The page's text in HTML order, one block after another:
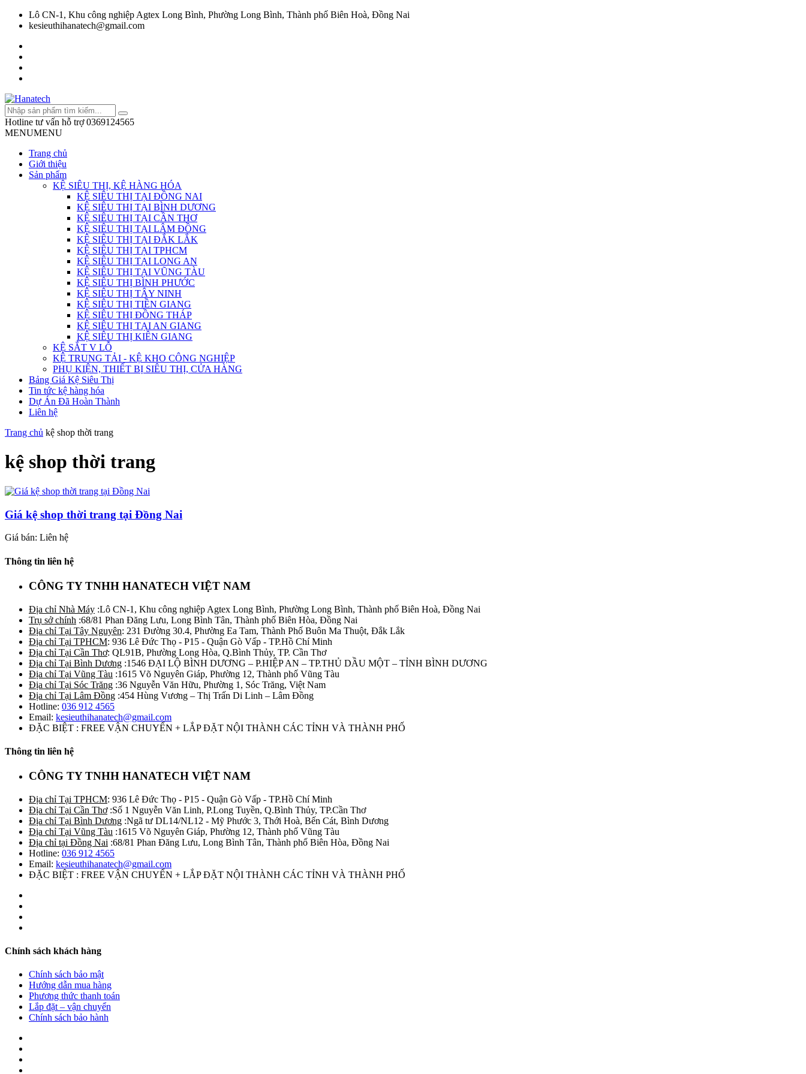
Lô CN-1, Khu công nghiệp Agtex Long Bình, Phường Long Bình, Thành phố Biên Hoà, Đồng Nai
kesieuthihanatech@gmail.com
Hotline tư vấn hỗ trợ 0369124565
MENUMENU
Trang chủ
Giới thiệu
Sản phẩm
KỆ SIÊU THỊ, KỆ HÀNG HÓA
KỆ SIÊU THỊ TẠI ĐỒNG NAI
KỆ SIÊU THỊ TẠI BÌNH DƯƠNG
KỆ SIÊU THỊ TẠI CẦN THƠ
KỆ SIÊU THỊ TẠI LÂM ĐỒNG
KỆ SIÊU THỊ TẠI ĐẮK LẮK
KỆ SIÊU THỊ TẠI TPHCM
KỆ SIÊU THỊ TẠI LONG AN
KỆ SIÊU THỊ TẠI VŨNG TÀU
KỆ SIÊU THỊ BÌNH PHƯỚC
KỆ SIÊU THỊ TÂY NINH
KỆ SIÊU THỊ TIỀN GIANG
KỆ SIÊU THỊ ĐỒNG THÁP
KỆ SIÊU THỊ TẠI AN GIANG
KỆ SIÊU THỊ KIÊN GIANG
KỆ SẮT V LỖ
KỆ TRUNG TẢI - KỆ KHO CÔNG NGHIỆP
PHỤ KIỆN, THIẾT BỊ SIÊU THỊ, CỬA HÀNG
Bảng Giá Kệ Siêu Thị
Tin tức kệ hàng hóa
Dự Án Đã Hoàn Thành
Liên hệ
Trang chủ kệ shop thời trang
kệ shop thời trang
Giá kệ shop thời trang tại Đồng Nai
Giá bán: Liên hệ
Thông tin liên hệ
CÔNG TY TNHH HANATECH VIỆT NAM
Địa chỉ Nhà Máy :Lô CN-1, Khu công nghiệp Agtex Long Bình, Phường Long Bình, Thành phố Biên Hoà, Đồng Nai
Trụ sở chính :68/81 Phan Đăng Lưu, Long Bình Tân, Thành phố Biên Hòa, Đồng Nai
Địa chỉ Tại Tây Nguyên: 231 Đường 30.4, Phường Ea Tam, Thành Phố Buôn Ma Thuột, Đắk Lắk
Địa chỉ Tại TPHCM: 936 Lê Đức Thọ - P15 - Quận Gò Vấp - TP.Hồ Chí Minh
Địa chỉ Tại Cần Thơ: QL91B, Phường Long Hòa, Q.Bình Thủy, TP. Cần Thơ
Địa chỉ Tại Bình Dương :1546 ĐẠI LỘ BÌNH DƯƠNG – P.HIỆP AN – TP.THỦ DẦU MỘT – TỈNH BÌNH DƯƠNG
Địa chỉ Tại Vũng Tàu :1615 Võ Nguyên Giáp, Phường 12, Thành phố Vũng Tàu
Địa chỉ Tại Sóc Trăng :36 Nguyễn Văn Hữu, Phường 1, Sóc Trăng, Việt Nam
Địa chỉ Tại Lâm Đồng :454 Hùng Vương – Thị Trấn Di Linh – Lâm Đồng
Hotline: 036 912 4565
Email: kesieuthihanatech@gmail.com
ĐẶC BIỆT : FREE VẬN CHUYỂN + LẮP ĐẶT NỘI THÀNH CÁC TỈNH VÀ THÀNH PHỐ
Thông tin liên hệ
CÔNG TY TNHH HANATECH VIỆT NAM
Địa chỉ Tại TPHCM: 936 Lê Đức Thọ - P15 - Quận Gò Vấp - TP.Hồ Chí Minh
Địa chỉ Tại Cần Thơ:Số 1 Nguyễn Văn Linh, P.Long Tuyền, Q.Bình Thủy, TP.Cần Thơ
Địa chỉ Tại Bình Dương :Ngã tư DL14/NL12 - Mỹ Phước 3, Thới Hoà, Bến Cát, Bình Dương
Địa chỉ Tại Vũng Tàu :1615 Võ Nguyên Giáp, Phường 12, Thành phố Vũng Tàu
Địa chỉ tại Đồng Nai :68/81 Phan Đăng Lưu, Long Bình Tân, Thành phố Biên Hòa, Đồng Nai
Hotline: 036 912 4565
Email: kesieuthihanatech@gmail.com
ĐẶC BIỆT : FREE VẬN CHUYỂN + LẮP ĐẶT NỘI THÀNH CÁC TỈNH VÀ THÀNH PHỐ
Chính sách khách hàng
Chính sách bảo mật
Hướng dẫn mua hàng
Phương thức thanh toán
Lắp đặt – vận chuyển
Chính sách bảo hành